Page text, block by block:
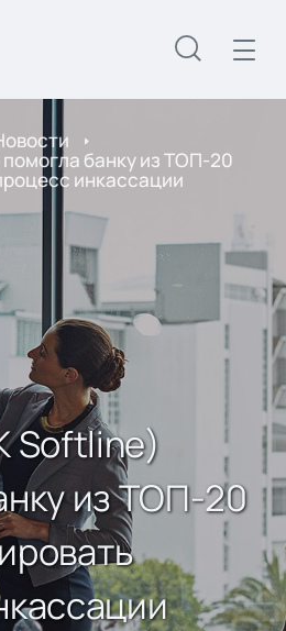
банку из ТОП-20
инкассации
Softline)
из ТОП-20